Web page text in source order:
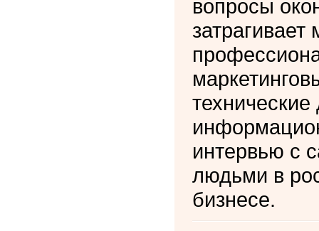
вопросы
технические
интервью с
людьми в
бизнесе.